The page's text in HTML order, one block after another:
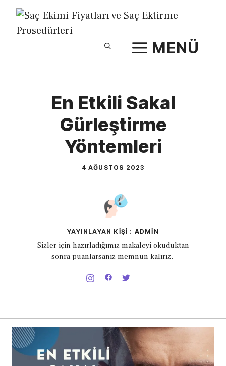
İçeriğe
MENÜ
En Etkili Sakal
Gürleştirme
Yöntemleri
4 AĞUSTOS 2023
YAYINLAYAN KIŞI : ADMIN
Sizler için hazırladığımız makaleyi okuduktan
sonra puanlarsanız memnun kalırız.